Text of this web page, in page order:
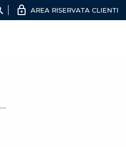
AREA RISERVATA CLIENTI